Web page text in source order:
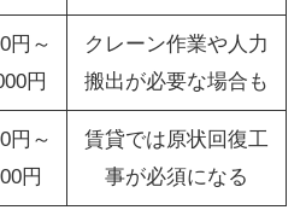
円～
円
クレーン作業や人力
搬出が必要な場合も
円～
円
賃貸では原状回復工
事が必須になる